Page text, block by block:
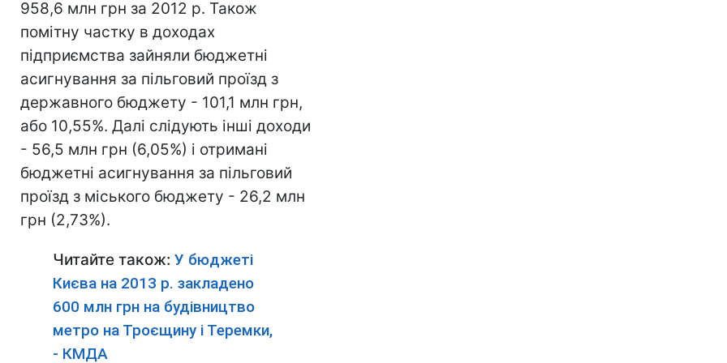
958,6 млн грн за 2012 р. Також
помітну частку в доходах
підприємства зайняли бюджетні
асигнування за пільговий проїзд з
державного бюджету - 101,1 млн грн,
або 10,55%. Далі слідують інші доходи
- 56,5 млн грн (6,05%) і отримані
бюджетні асигнування за пільговий
проїзд з міського бюджету - 26,2 млн
грн (2,73%).
Читайте також: У бюджеті
Києва на 2013 р. закладено
600 млн грн на будівництво
метро на Троєщину і Теремки,
- КМДА